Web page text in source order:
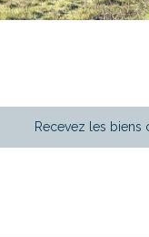
Recevez les biens